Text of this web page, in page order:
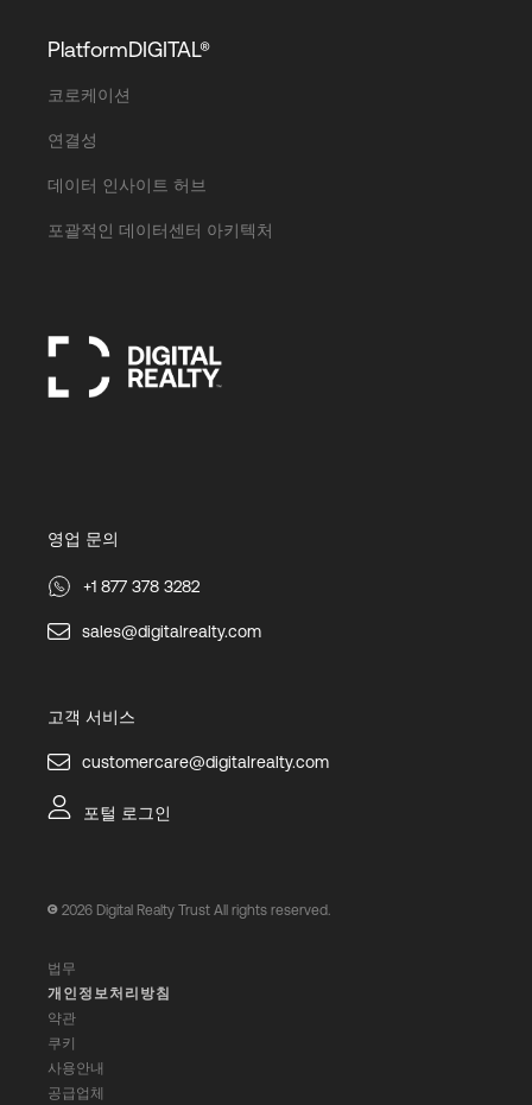
PlatformDIGITAL®
코로케이션
연결성
데이터 인사이트 허브
포괄적인 데이터센터 아키텍처
영업 문의
+1 877 378 3282
sales@digitalrealty.com
고객 서비스
customercare@digitalrealty.com
포털 로그인
2026 Digital Realty Trust All rights reserved.
법무
개인정보처리방침
약관
쿠키
사용안내
공급업체